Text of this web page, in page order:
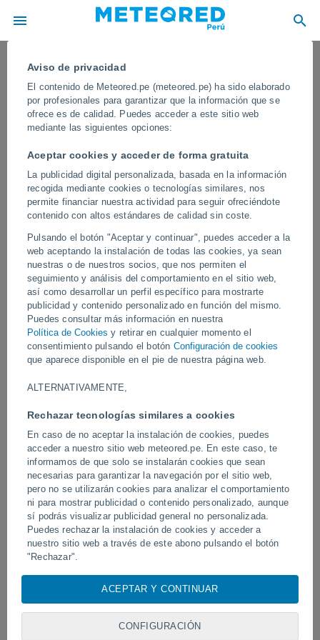
Aviso de privacidad
El contenido de Meteored.pe (meteored.pe) ha sido elaborado
por profesionales para garantizar que la información que se
ofrece es de calidad. Puedes acceder a este sitio web
mediante las siguientes opciones:
Aceptar cookies y acceder de forma gratuita
La publicidad digital personalizada, basada en la información
recogida mediante cookies o tecnologías similares, nos
permite financiar nuestra actividad para seguir ofreciéndote
contenido con altos estándares de calidad sin coste.
Pulsando el botón "Aceptar y continuar", puedes acceder a la
web aceptando la instalación de todas las cookies, ya sean
nuestras o de nuestros socios, que nos permiten el
seguimiento y análisis del comportamiento en el sitio web,
así como desarrollar un perfil específico para mostrarte
publicidad y contenido personalizado en función del mismo.
Puedes consultar más información en nuestra
Política de Cookies y retirar en cualquier momento el
consentimiento pulsando el botón Configuración de cookies
que aparece disponible en el pie de nuestra página web.
ALTERNATIVAMENTE,
Rechazar tecnologías similares a cookies
En caso de no aceptar la instalación de cookies, puedes
acceder a nuestro sitio web meteored.pe. En este caso, te
informamos de que solo se instalarán cookies que sean
necesarias para garantizar la navegación por el sitio web,
pero no se utilizarán cookies para analizar el comportamiento
ni para mostrar publicidad o contenido personalizado, aunque
sí podrás visualizar publicidad general no personalizada.
Puedes rechazar la instalación de cookies y acceder a
nuestro sitio web a través de este abono pulsando el botón
"Rechazar".
cookies, identificadores únicos o tecnologías similares para
almacenar, acceder y procesar datos personales como su
visita en este sitio web, las direcciones IP y los
ACEPTAR Y CONTINUAR
CONFIGURACIÓN
Una gran tormenta de granizo paraliza
Cislago, Italia
La intensa granizada impidió la circulación de personas y
vehículos durante unas horas, produciéndose además algunos
daños materiales en automóviles y viviendas.
Vídeos
Un enorme diablo de polvo fue
avistado en Zapponeta, Italia
Tornados y lluvias
Pelotas, Brasil.